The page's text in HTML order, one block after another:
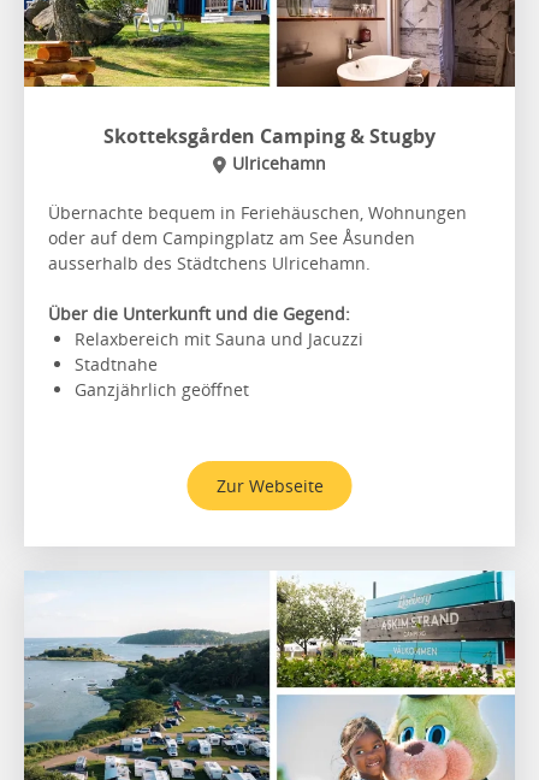
Skotteksgården Camping & Stugby
Ulricehamn
Übernachte bequem in Feriehäuschen, Wohnungen
oder auf dem Campingplatz am See Åsunden
ausserhalb des Städtchens Ulricehamn.
Über die Unterkunft und die Gegend:
Relaxbereich mit Sauna und Jacuzzi
Stadtnahe
Ganzjährlich geöffnet
Zur Webseite